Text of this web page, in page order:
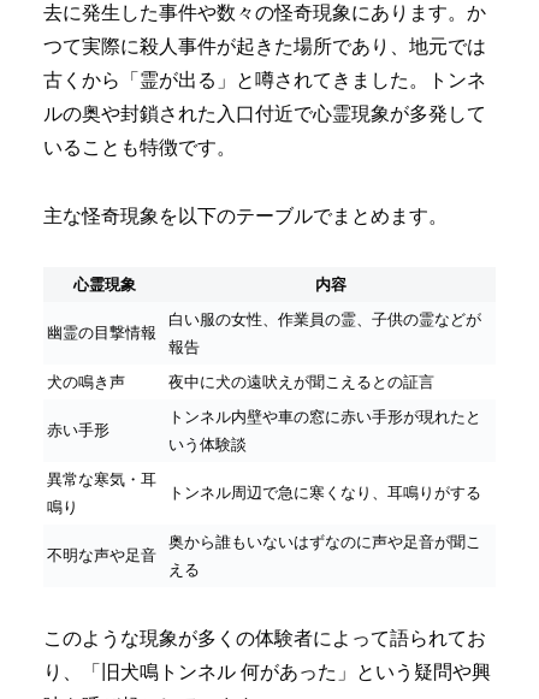
去に発生した事件や数々の怪奇現象にあります。か
つて実際に殺人事件が起きた場所であり、地元では
古くから「霊が出る」と噂されてきました。トンネ
ルの奥や封鎖された入口付近で心霊現象が多発して
いることも特徴です。
主な怪奇現象を以下のテーブルでまとめます。
心霊現象 内容
幽霊の目撃情報
白い服の女性、作業員の霊、子供の霊などが
報告
犬の鳴き声
夜中に犬の遠吠えが聞こえるとの証言
赤い手形
トンネル内壁や車の窓に赤い手形が現れたと
いう体験談
異常な寒気・耳
鳴り
トンネル周辺で急に寒くなり、耳鳴りがする
不明な声や足音
奥から誰もいないはずなのに声や足音が聞こ
える
このような現象が多くの体験者によって語られてお
り、「旧犬鳴トンネル 何があった」という疑問や興